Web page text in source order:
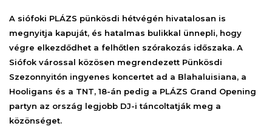
A siófoki PLÁZS pünkösdi hétvégén hivatalosan is
megnyitja kapuját, és hatalmas bulikkal ünnepli, hogy
végre elkezdődhet a felhőtlen szórakozás időszaka. A
Siófok várossal közösen megrendezett Pünkösdi
Szezonnyitón ingyenes koncertet ad a Blahaluisiana, a
Hooligans és a TNT, 18-án pedig a PLÁZS Grand Opening
partyn az ország legjobb DJ-i táncoltatják meg a
közönséget.